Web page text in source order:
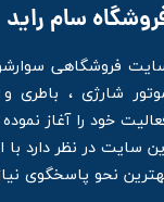
سام راید
فروشگاهی
خود را آغاز
سایت در نظر دارد
نحو پاسخگوی